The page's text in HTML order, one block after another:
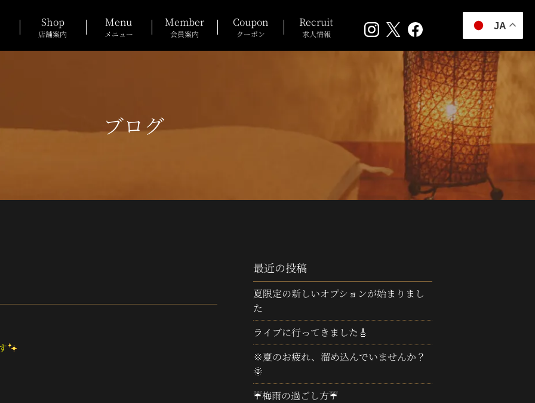
Shop
店舗案内
Menu
メニュー
Member
会員案内
Coupon
クーポン
Recruit
求人情報
ブログ
最近の投稿
夏限定の新しいオプションが始まりまし
た
ライブに行ってきました🎸
🌞夏のお疲れ、溜め込んでいませんか？
🌞
☔梅雨の過ごし方☔
JA